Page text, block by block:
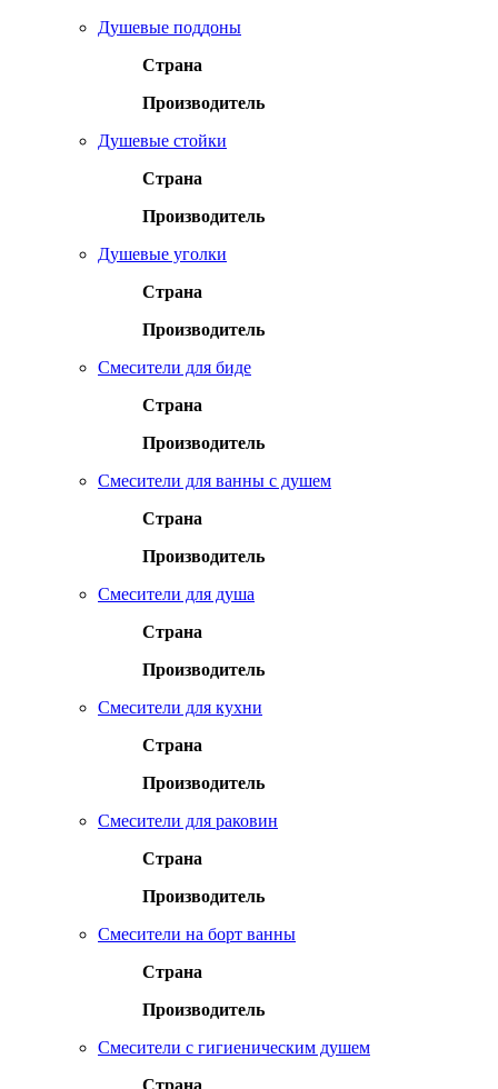
Душевые поддоны
Страна
Производитель
Душевые стойки
Страна
Производитель
Душевые уголки
Страна
Производитель
Смесители для биде
Страна
Производитель
Смесители для ванны с душем
Страна
Производитель
Смесители для душа
Страна
Производитель
Смесители для кухни
Страна
Производитель
Смесители для раковин
Страна
Производитель
Смесители на борт ванны
Страна
Производитель
Смесители с гигиеническим душем
Страна